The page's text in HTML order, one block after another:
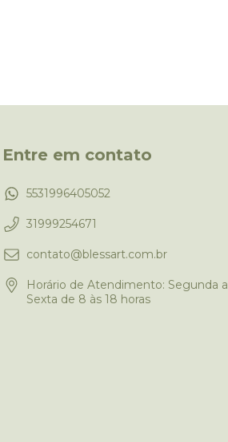
Entre em contato
5531996405052
31999254671
contato@blessart.com.br
Horário de Atendimento: Segunda a
Sexta de 8 às 18 horas